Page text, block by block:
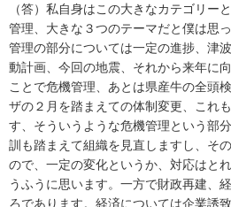
（答）私自身はこの大きなカテゴリー
管理、大きな３つのテーマだと僕は思
管理の部分については一定の進捗、津
動計画、今回の地震、それから来年に
ことで危機管理、あとは県産牛の全頭
ザの２月を踏まえての体制変更、これ
す、そういうような危機管理という部
訓も踏まえて組織を見直しますし、そ
ので、一定の変化というか、対応はと
うふうに思います。一方で財政再建、
ろであります。経済については企業誘